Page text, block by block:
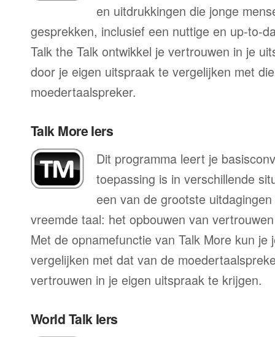
en uitdrukkingen die jonge
gesprekken, inclusief een nuttige en up-to-
Talk the Talk ontwikkel je vertrouwen in je
door je eigen uitspraak te vergelijken met
moedertaalspreker.
Talk More Iers
Dit programma leert je
toepassing is in verschillende
een van de grootste
vreemde taal: het opbouwen van
Met de opnamefunctie van Talk More kun je
vergelijken met dat van de
vertrouwen in je eigen uitspraak te krijgen.
World Talk Iers